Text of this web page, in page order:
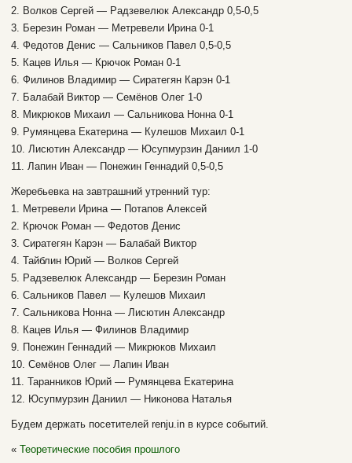
2. Волков Сергей — Радзевелюк Александр 0,5-0,5
3. Березин Роман — Метревели Ирина 0-1
4. Федотов Денис — Сальников Павел 0,5-0,5
5. Кацев Илья — Крючок Роман 0-1
6. Филинов Владимир — Сиратегян Карэн 0-1
7. Балабай Виктор — Семёнов Олег 1-0
8. Микрюков Михаил — Сальникова Нонна 0-1
9. Румянцева Екатерина — Кулешов Михаил 0-1
10. Лисютин Александр — Юсупмурзин Даниил 1-0
11. Лапин Иван — Понежин Геннадий 0,5-0,5
Жеребьевка на завтрашний утренний тур:
1. Метревели Ирина — Потапов Алексей
2. Крючок Роман — Федотов Денис
3. Сиратегян Карэн — Балабай Виктор
4. Тайблин Юрий — Волков Сергей
5. Радзевелюк Александр — Березин Роман
6. Сальников Павел — Кулешов Михаил
7. Сальникова Нонна — Лисютин Александр
8. Кацев Илья — Филинов Владимир
9. Понежин Геннадий — Микрюков Михаил
10. Семёнов Олег — Лапин Иван
11. Таранников Юрий — Румянцева Екатерина
12. Юсупмурзин Даниил — Никонова Наталья
Будем держать посетителей renju.in в курсе событий.
« Теоретические пособия прошлого